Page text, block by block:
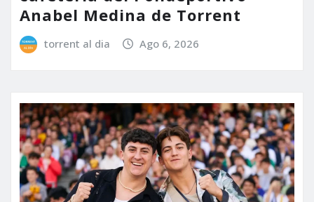
Anabel Medina de Torrent
torrent al dia Ago 6, 2026